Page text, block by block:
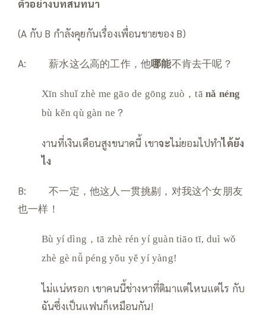
ตัวอย่างบทสนทนา
(A กับ B กำลังคุยกันเรื่องเพื่อนชายของ B)
A: 薪水这么高的工作，他哪能不肯去干呢？
Xīn shuǐ zhè me gāo de gōng zuò，tā nǎ néng
bù kěn qù gàn ne？
งานที่เงินเดือนสูงขนาดนี้ เขาจะไม่ยอมไปทำได้ยัง
ไง
B: 不一定，他这人一贯挑剔，对我这个女朋友
也一样！
Bù yí dìng，tā zhè rén yí guàn tiāo tī, duì wǒ
zhè gè nǚ péng yǒu yě yí yàng!
ไม่แน่หรอก เขาคนนี้ช่างหาที่ติมาแต่ไหนแต่ไร กับ
ฉันซึ่งเป็นแฟนก็เหมือนกัน!